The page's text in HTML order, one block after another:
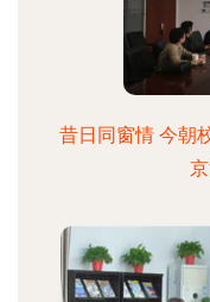
昔日同窗情 今朝